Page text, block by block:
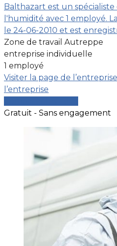
Balthazart est un
l'humidité avec 1 employé.
le 24-06-2010 et est
Zone de travail Autreppe
entreprise individuelle
1 employé
Visiter la page de l’entreprise
l’entreprise
Gratuit - Sans engagement